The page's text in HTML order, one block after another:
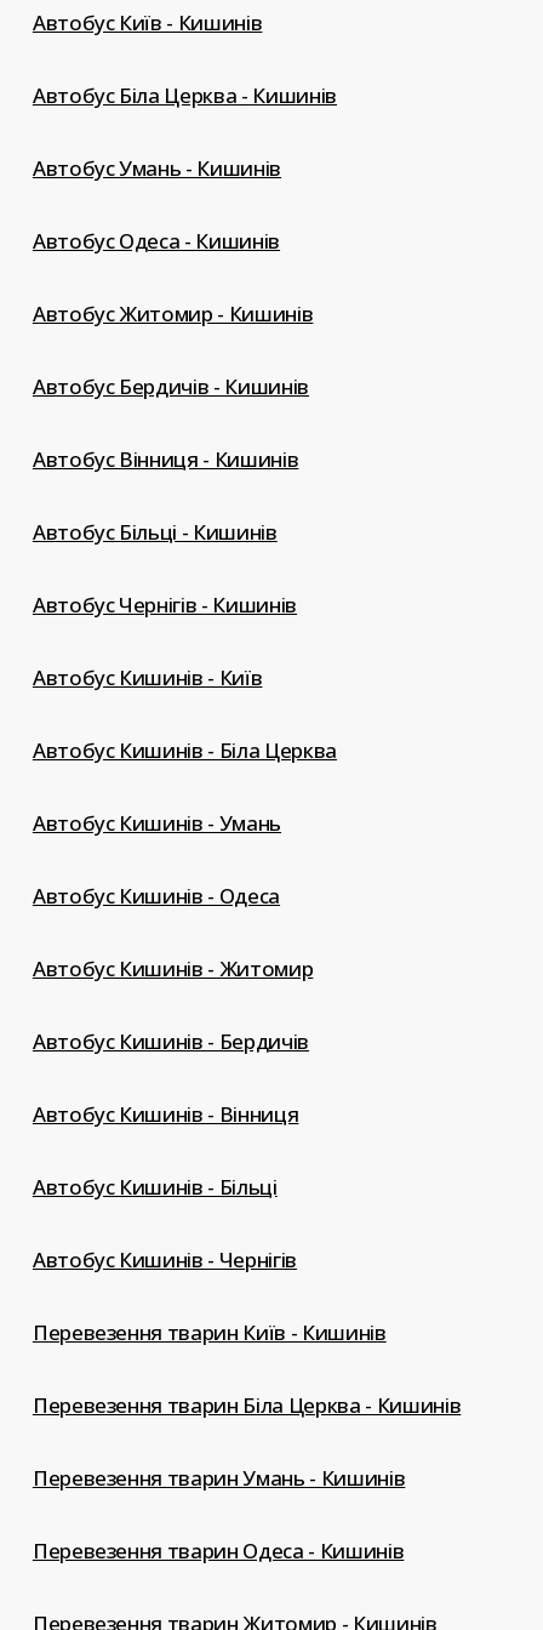
Автобус Київ - Кишинів
Автобус Біла Церква - Кишинів
Автобус Умань - Кишинів
Автобус Одеса - Кишинів
Автобус Житомир - Кишинів
Автобус Бердичів - Кишинів
Автобус Вінниця - Кишинів
Автобус Більці - Кишинів
Автобус Чернігів - Кишинів
Автобус Кишинів - Київ
Автобус Кишинів - Біла Церква
Автобус Кишинів - Умань
Автобус Кишинів - Одеса
Автобус Кишинів - Житомир
Автобус Кишинів - Бердичів
Автобус Кишинів - Вінниця
Автобус Кишинів - Більці
Автобус Кишинів - Чернігів
Перевезення тварин Київ - Кишинів
Перевезення тварин Біла Церква - Кишинів
Перевезення тварин Умань - Кишинів
Перевезення тварин Одеса - Кишинів
Перевезення тварин Житомир - Кишинів